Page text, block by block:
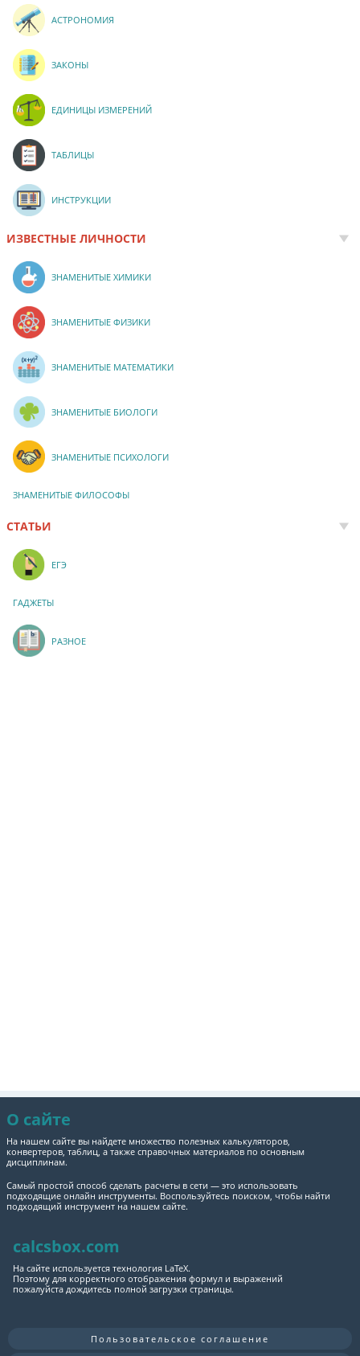
АСТРОНОМИЯ
ЗАКОНЫ
ЕДИНИЦЫ ИЗМЕРЕНИЙ
ТАБЛИЦЫ
ИНСТРУКЦИИ
ИЗВЕСТНЫЕ ЛИЧНОСТИ
ЗНАМЕНИТЫЕ ХИМИКИ
ЗНАМЕНИТЫЕ ФИЗИКИ
ЗНАМЕНИТЫЕ МАТЕМАТИКИ
ЗНАМЕНИТЫЕ БИОЛОГИ
ЗНАМЕНИТЫЕ ПСИХОЛОГИ
ЗНАМЕНИТЫЕ ФИЛОСОФЫ
СТАТЬИ
ЕГЭ
ГАДЖЕТЫ
РАЗНОЕ
О сайте
На нашем сайте вы найдете множество полезных калькуляторов,
конвертеров, таблиц, а также справочных материалов по основным
дисциплинам.
Самый простой способ сделать расчеты в сети — это использовать
подходящие онлайн инструменты. Воспользуйтесь поиском, чтобы найти
подходящий инструмент на нашем сайте.
calcsbox.com
На сайте используется технология LaTeX.
Поэтому для корректного отображения формул и выражений
пожалуйста дождитесь полной загрузки страницы.
Пользовательское соглашение